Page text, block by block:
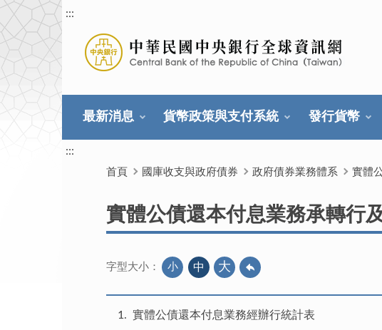
:::
最新消息 貨幣政策與支付系統 發行貨幣
:::
首頁 國庫收支與政府債券 政府債券業務體系 實體
實體公債還本付息業務承轉行
字型大小： 小 中 大
1 實體公債還本付息業務經辦行統計表